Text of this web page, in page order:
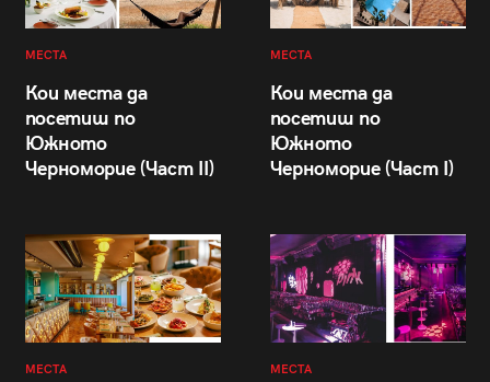
МЕСТА
Кои места да
посетиш по
Южното
Черноморие (Част II)
МЕСТА
Кои места да
посетиш по
Южното
Черноморие (Част I)
МЕСТА МЕСТА